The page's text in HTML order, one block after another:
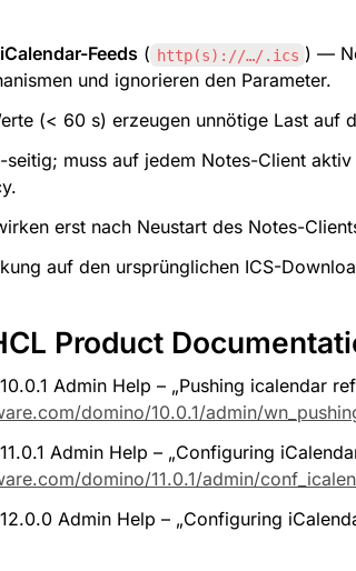
Feeds ( http(s)://…/.ics ) —
und ignorieren den Parameter.
(< 60 s) erzeugen unnötige Last auf
seitig; muss auf jedem Notes-Client
erst nach Neustart des Notes-
auf den ursprünglichen ICS-
Product
Admin Help – „Pushing icalendar
domino/10.0.1/admin/
Admin Help – „Configuring
domino/11.0.1/admin/
Admin Help – „Configuring